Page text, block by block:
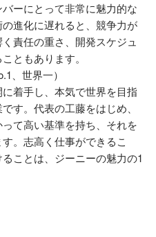
ーにとって非常に魅力的な
進化に遅れると、競争力が
責任の重さ、開発スケジュ
ともあります。
、世界一）
着手し、本気で世界を目指
す。代表の工藤をはじめ、
て高い基準を持ち、それを
。志高く仕事ができるこ
ことは、ジーニーの魅力の1